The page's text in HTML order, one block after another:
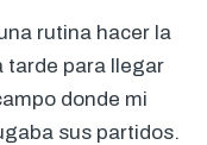
rutina hacer la
tarde para llegar
donde mi
sus partidos.